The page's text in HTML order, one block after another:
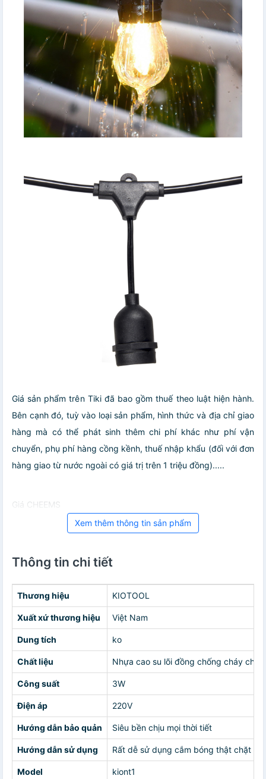
Giá sản phẩm trên Tiki đã bao gồm thuế theo luật hiện hành.
Bên cạnh đó, tuỳ vào loại sản phẩm, hình thức và địa chỉ giao
hàng mà có thể phát sinh thêm chi phí khác như phí vận
chuyển, phụ phí hàng cồng kềnh, thuế nhập khẩu (đối với đơn
hàng giao từ nước ngoài có giá trị trên 1 triệu đồng).....
Giá CHEEMS
Xem thêm thông tin sản phẩm
Thông tin chi tiết
Thương hiệu KIOTOOL
Xuất xứ thương hiệu Việt Nam
Dung tích ko
Chất liệu Nhựa cao su lõi đồng chống cháy chập
Công suất 3W
Điện áp 220V
Hướng dẫn bảo quản Siêu bền chịu mọi thời tiết
Hướng dẫn sử dụng Rất dễ sử dụng cắm bóng thật chặt vì
Model kiont1